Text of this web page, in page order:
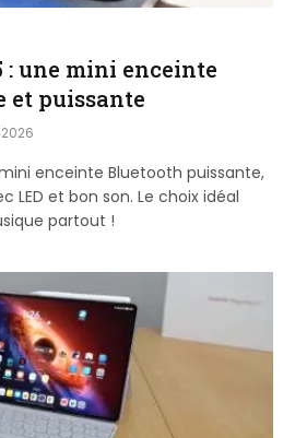
: une mini enceinte
et puissante
enceinte Bluetooth puissante,
LED et bon son. Le choix idéal
partout !